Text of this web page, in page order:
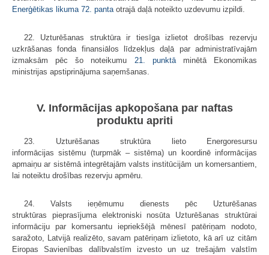
Enerģētikas likuma 72. pantaotrajā daļā noteikto uzdevumu izpildi.
22. Uzturēšanas struktūra ir tiesīga izlietot drošības rezervju
uzkrāšanas fonda finansiālos līdzekļus daļā par administratīvajām
izmaksām pēc šo noteikumu 21. punktāminētā Ekonomikas
ministrijas apstiprinājuma saņemšanas.
V. Informācijas apkopošana par naftas
produktu apriti
23. Uzturēšanas struktūra lieto Energoresursu
informācijas sistēmu (turpmāk – sistēma) un koordinē informācijas
apmaiņu ar sistēmā integrētajām valsts institūcijām un komersantiem,
lai noteiktu drošības rezervju apmēru.
24. Valsts ieņēmumu dienests pēc Uzturēšanas
struktūras pieprasījuma elektroniski nosūta Uzturēšanas struktūrai
informāciju par komersantu iepriekšējā mēnesī patēriņam nodoto,
saražoto, Latvijā realizēto, savam patēriņam izlietoto, kā arī uz citām
Eiropas Savienības dalībvalstīm izvesto un uz trešajām valstīm